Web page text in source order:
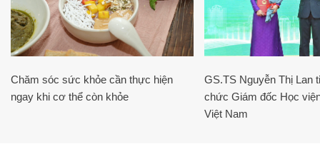
Chăm sóc sức khỏe cần thực hiện
ngay khi cơ thể còn khỏe
GS.TS Nguyễn Thị Lan
chức Giám đốc Học
Việt Nam